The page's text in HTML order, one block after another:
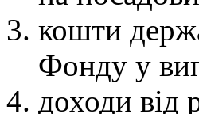
кошти
Фонду у
доходи від